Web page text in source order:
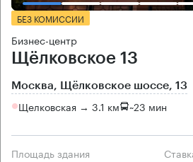
БЕЗ КОМИССИИ
Бизнес-центр
Щёлковское 13
Москва, Щёлковское шоссе, 13
Щелковская → 3.1 км ~23 мин
Площадь здания